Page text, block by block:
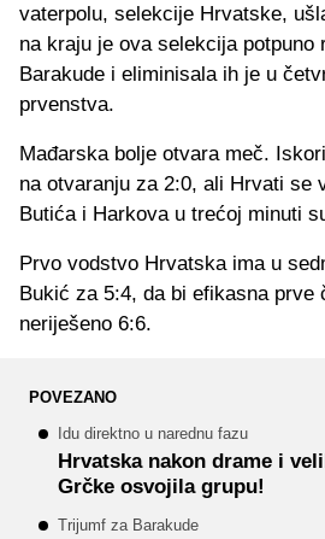
vaterpolu, selekcije Hrvatske,
na kraju je ova selekcija potpuno
Barakude i eliminisala ih je u
prvenstva.
Mađarska bolje otvara meč.
na otvaranju za 2:0, ali Hrvati se
Butića i Harkova u trećoj minuti
Prvo vodstvo Hrvatska ima u
Bukić za 5:4, da bi efikasna prve
neriješeno 6:6.
POVEZANO
Idu direktno u narednu fazu
Hrvatska nakon drame i
Grčke osvojila grupu!
Trijumf za Barakude